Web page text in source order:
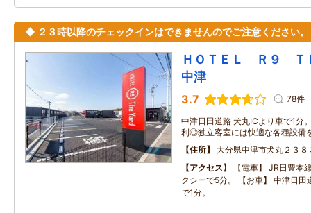
◆ ２３時以降のチェックインはできませんのでご注意ください。
ＨＯＴＥＬ Ｒ９
中津
3.7 78件
中津日田道路 犬丸ICより車で1分
利◎独立客室には快適な各種設備
住所
大分県中津市犬丸２３８
アクセス
【電車】 JR日豊本
クシーで5分。 【お車】 中津日田
で1分。